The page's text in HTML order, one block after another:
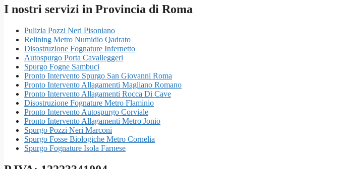
I nostri servizi in Provincia di Roma
Pulizia Pozzi Neri Pisoniano
Relining Metro Numidio Qadrato
Disostruzione Fognature Infernetto
Autospurgo Porta Cavalleggeri
Spurgo Fogne Sambuci
Pronto Intervento Spurgo San Giovanni Roma
Pronto Intervento Allagamenti Magliano Romano
Pronto Intervento Allagamenti Rocca Di Cave
Disostruzione Fognature Metro Flaminio
Pronto Intervento Autospurgo Corviale
Pronto Intervento Allagamenti Metro Jonio
Spurgo Pozzi Neri Marconi
Spurgo Fosse Biologiche Metro Cornelia
Spurgo Fognature Isola Farnese